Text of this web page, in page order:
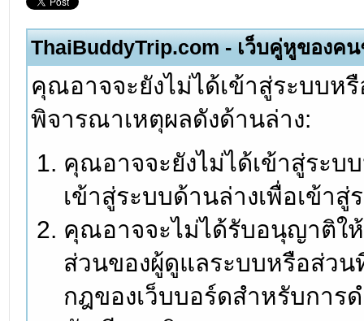
ThaiBuddyTrip.com - เว็บคู่หูของค
คุณอาจจะยังไม่ได้เข้าสู่ระบบ
พิจารณาเหตุผลดังด้านล่าง:
คุณอาจจะยังไม่ได้เข้าสู่ระบ
เข้าสู่ระบบด้านล่างเพื่อเข้า
คุณอาจจะไม่ได้รับอนุญาติใ
ส่วนของผู้ดูแลระบบหรือส่ว
กฎของเว็บบอร์ดสำหรับการ